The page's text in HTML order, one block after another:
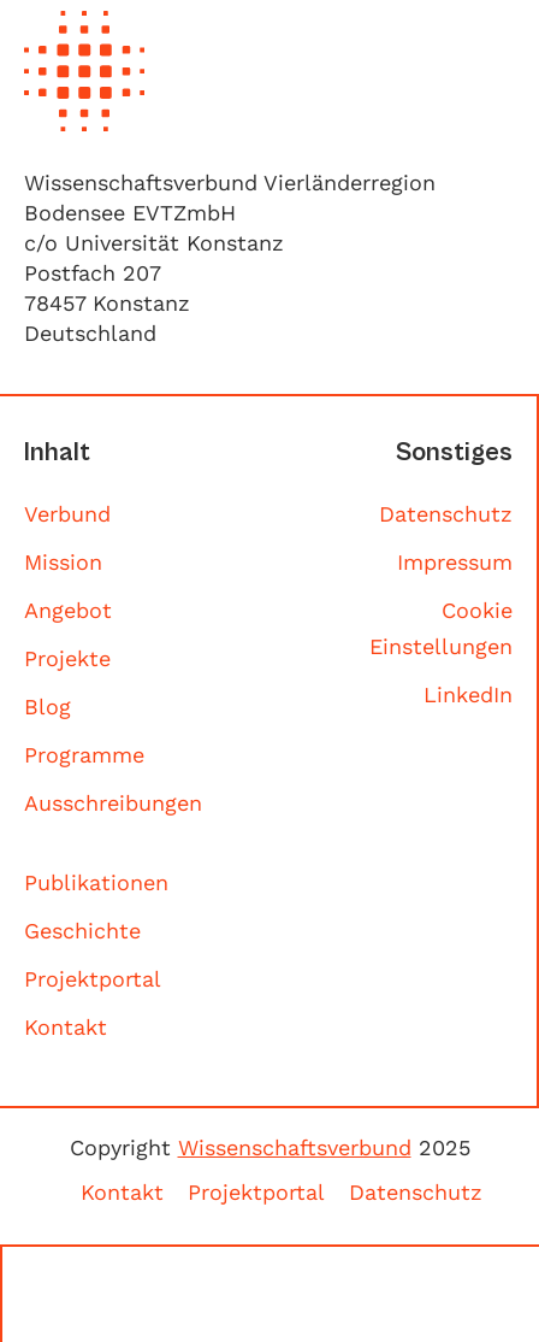
Wissenschaftsverbund Vierländerregion
Bodensee EVTZmbH
c/o Universität Konstanz
Postfach 207
78457 Konstanz
Deutschland
Inhalt
Verbund
Mission
Angebot
Projekte
Blog
Programme
Ausschreibungen
Publikationen
Geschichte
Projektportal
Kontakt
Sonstiges
Datenschutz
Impressum
Cookie
Einstellungen
LinkedIn
Copyright Wissenschaftsverbund 2025
Kontakt
Projektportal Datenschutz